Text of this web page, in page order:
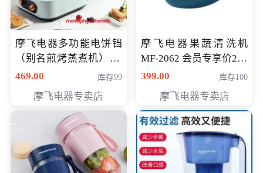
摩飞电器多功能电饼铛
（别名煎烤蒸煮机） 型
号MF-8888B 会员专享
469.00 库存99
摩飞电器专卖店
摩飞电器果蔬清洗机
MF-2062 会员专享价268
元
399.00 库存100
摩飞电器专卖店